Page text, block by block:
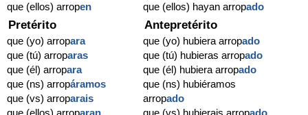
que (ellos) arropen
que (ellos) hayan arropado
Pretérito
que (yo) arropara
que (tú) arroparas
que (él) arropara
que (ns) arropáramos
que (vs) arroparais
Antepretérito
que (yo) hubiera arropado
que (tú) hubieras arropado
que (él) hubiera arropado
que (ns) hubiéramos
arropado